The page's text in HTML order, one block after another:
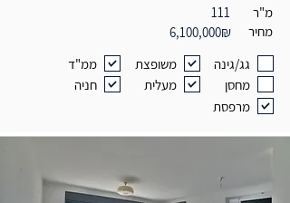
מ"ר
111
6,100,000₪
מחיר
ממ"ד
חניה
משופצת
גג/גינה
מעלית
מחסן
מרפסת